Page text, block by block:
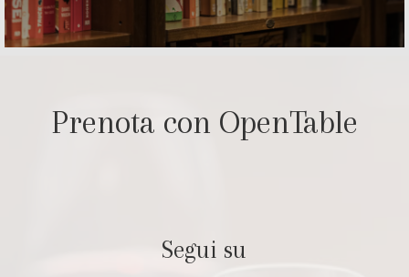
Prenota con OpenTable
Segui su